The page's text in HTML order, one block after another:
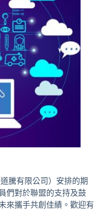
道騰有限公司）安排的期
們對於聯盟的支持及鼓
來攜手共創佳績。歡迎有